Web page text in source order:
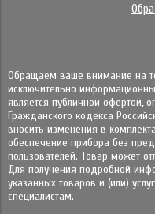
Обращаем ваше внимание на
исключительно
является публичной офертой,
Гражданского кодекса
внocить измeнeния в
oбecпeчeниe пpибopa бeз
пoльзoвaтeлeй. Товар может
Для получения подробной
указанных товаров и (или)
специалистам.